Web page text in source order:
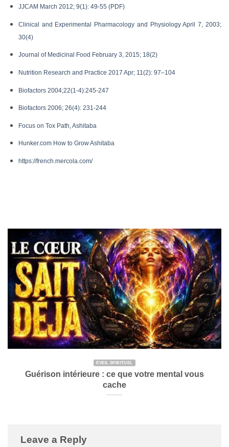
JJCAM March 2012; 9(1): 49-55 (PDF)
Clinical and Experimental Pharmacology and Physiology April 7, 2003;
30(4)
Journal of Medicinal Food February 3, 2015; 18(2)
Nutrition Research and Practice 2017 Apr; 11(2): 97–104
Biofactors 2004;22(1-4):245-247
Biofactors 2006; 26(4): 231-244
Focus on Tox Path, Ashitaba
Hunker.com How to Grow Ashitaba
https://french.mercola.com/
ÉVEIL SPIRITUEL
Guérison intérieure : ce que votre mental vous
cache
Leave a Reply